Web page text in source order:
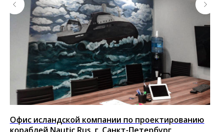
Офис исландской компании по проектированию